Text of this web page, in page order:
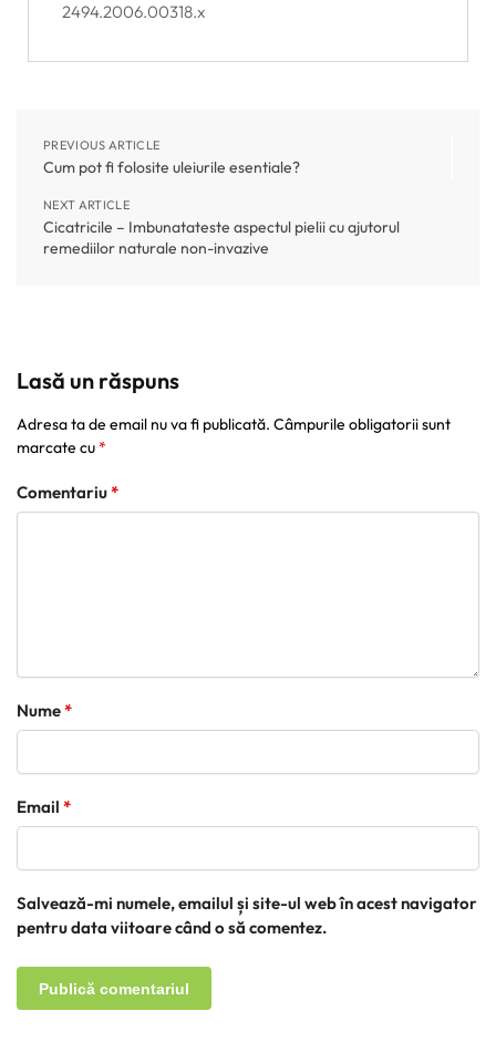
2494.2006.00318.x
PREVIOUS ARTICLE
Cum pot fi folosite uleiurile esentiale?
NEXT ARTICLE
Cicatricile – Imbunatateste aspectul pielii cu ajutorul
remediilor naturale non-invazive
Lasă un răspuns
Adresa ta de email nu va fi publicată. Câmpurile obligatorii sunt
marcate cu*
Comentariu*
Nume*
Email *
Salvează-mi numele, emailul și site-ul web în acest navigator
pentru data viitoare când o să comentez.